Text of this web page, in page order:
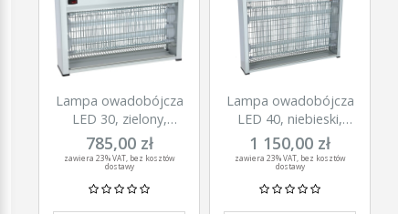
Lampa owadobójcza
LED 30, zielony,
Halley
785,00 zł
zawiera 23% VAT, bez kosztów
dostawy
Lampa owadobójcza
LED 40, niebieski,
Halley
1 150,00 zł
zawiera 23% VAT, bez kosztów
dostawy